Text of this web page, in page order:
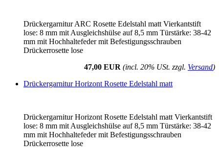
Drückergarnitur ARC Rosette Edelstahl matt Vierkantstift
lose: 8 mm mit Ausgleichshülse auf 8,5 mm Türstärke: 38-42
mm mit Hochhaltefeder mit Befestigungsschrauben
Drückerrosette lose
47,00 EUR (incl. 20% USt. zzgl. Versand)
Drückergarnitur Horizont Rosette Edelstahl matt
Drückergarnitur Horizont Rosette Edelstahl matt Vierkantstift
lose: 8 mm mit Ausgleichshülse auf 8,5 mm Türstärke: 38-42
mm mit Hochhaltefeder mit Befestigungsschrauben
Drückerrosette lose